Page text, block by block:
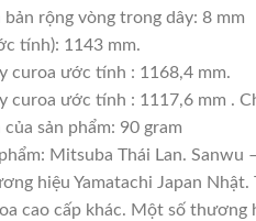
rộng vòng trong dây: 8 mm
tính): 1143 mm.
curoa ước tính : 1168,4 mm.
curoa ước tính : 1117,6 mm .
sản phẩm: 90 gram
Mitsuba Thái Lan.
hiệu Yamatachi Japan
cao cấp khác. Một số